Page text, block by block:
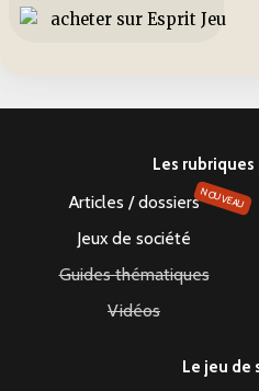
Les
Articles / dossiersNOUVEAU
Jeux de société
Guides thématiques
Vidéos
Le jeu de